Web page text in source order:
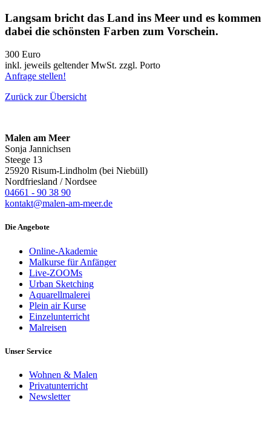
Langsam bricht das Land ins Meer und es kommen
dabei die schönsten Farben zum Vorschein.
300 Euro
inkl. jeweils geltender MwSt. zzgl. Porto
Anfrage stellen!
Zurück zur Übersicht
Malen am Meer
Sonja Jannichsen
Steege 13
25920 Risum-Lindholm (bei Niebüll)
Nordfriesland / Nordsee
04661 - 90 38 90
kontakt@malen-am-meer.de
Die Angebote
Online-Akademie
Malkurse für Anfänger
Live-ZOOMs
Urban Sketching
Aquarellmalerei
Plein air Kurse
Einzelunterricht
Malreisen
Unser Service
Wohnen & Malen
Privatunterricht
Newsletter